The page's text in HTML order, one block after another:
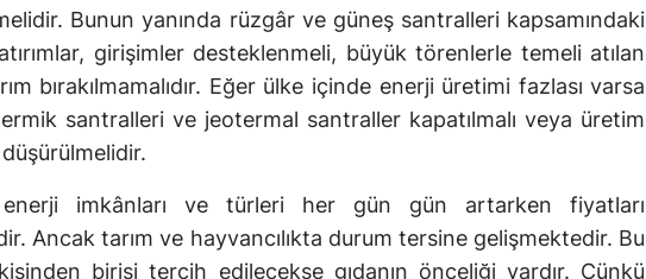
Bunun yanında rüzgâr ve güneş santralleri kapsamındaki
girişimler desteklenmeli, büyük törenlerle temeli atılan
bırakılmamalıdır. Eğer ülke içinde enerji üretimi fazlası varsa
santralleri ve jeotermal santraller kapatılmalı veya üretim
enerji imkânları ve türleri her gün gün artarken fiyatları
Ancak tarım ve hayvancılıkta durum tersine gelişmektedir. Bu
birisi tercih edilecekse gıdanın önceliği vardır. Çünkü